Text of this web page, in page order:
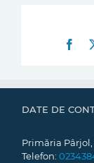
DATE DE
Primăria
Telefon: